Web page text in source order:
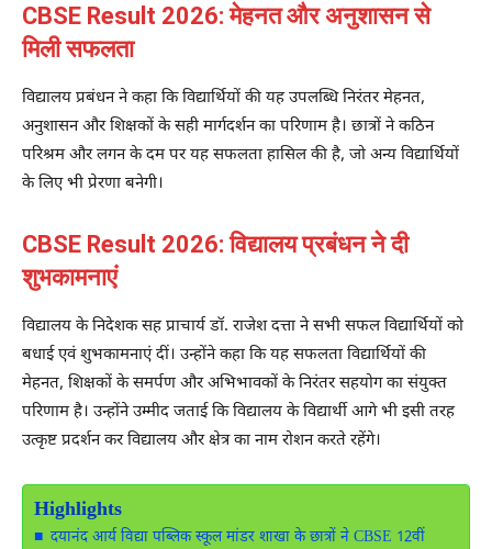
CBSE Result 2026: मेहनत और अनुशासन से
मिली सफलता
विद्यालय प्रबंधन ने कहा कि विद्यार्थियों की यह उपलब्धि निरंतर मेहनत,
अनुशासन और शिक्षकों के सही मार्गदर्शन का परिणाम है। छात्रों ने कठिन
परिश्रम और लगन के दम पर यह सफलता हासिल की है, जो अन्य विद्यार्थियों
के लिए भी प्रेरणा बनेगी।
CBSE Result 2026: विद्यालय प्रबंधन ने दी
शुभकामनाएं
विद्यालय के निदेशक सह प्राचार्य डॉ. राजेश दत्ता ने सभी सफल विद्यार्थियों को
बधाई एवं शुभकामनाएं दीं। उन्होंने कहा कि यह सफलता विद्यार्थियों की
मेहनत, शिक्षकों के समर्पण और अभिभावकों के निरंतर सहयोग का संयुक्त
परिणाम है। उन्होंने उम्मीद जताई कि विद्यालय के विद्यार्थी आगे भी इसी तरह
उत्कृष्ट प्रदर्शन कर विद्यालय और क्षेत्र का नाम रोशन करते रहेंगे।
Highlights
दयानंद आर्य विद्या पब्लिक स्कूल मांडर शाखा के छात्रों ने CBSE 12वीं